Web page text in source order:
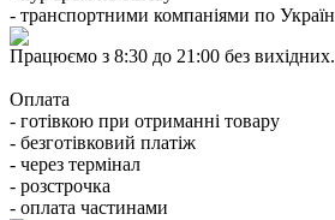
- транспортними компаніями по
Працюємо з 8:30 до 21:00 без вихідних.
Оплата
- готівкою при отриманні товару
- безготівковий платіж
- через термінал
- розстрочка
- оплата частинами